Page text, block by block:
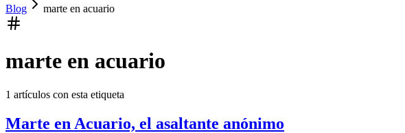
Blog marte en acuario
marte en acuario
1 artículos con esta etiqueta
Marte en Acuario, el asaltante anónimo